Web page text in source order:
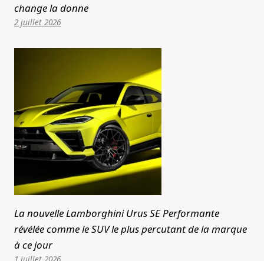
change la donne
2 juillet 2026
La nouvelle Lamborghini Urus SE Performante
révélée comme le SUV le plus percutant de la marque
à ce jour